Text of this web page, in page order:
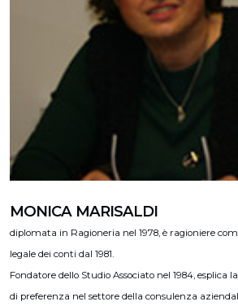
MONICA MARISALDI
diplomata in Ragioneria nel 1978, è ragioniere
legale dei conti dal 1981.
Fondatore dello Studio Associato nel 1984, esplica
di preferenza nel settore della consulenza